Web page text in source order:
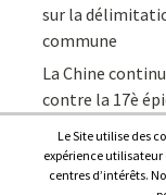
sur la
commune
La Chine
contre la 17è
Le Site utilise des
expérience utilisateur
centres d’intérêts.